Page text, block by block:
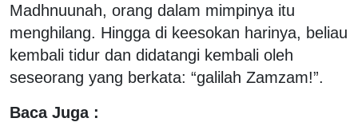
Madhnuunah, orang dalam mimpinya itu
menghilang. Hingga di keesokan harinya, beliau
kembali tidur dan didatangi kembali oleh
seseorang yang berkata: “galilah Zamzam!”.
Baca Juga :